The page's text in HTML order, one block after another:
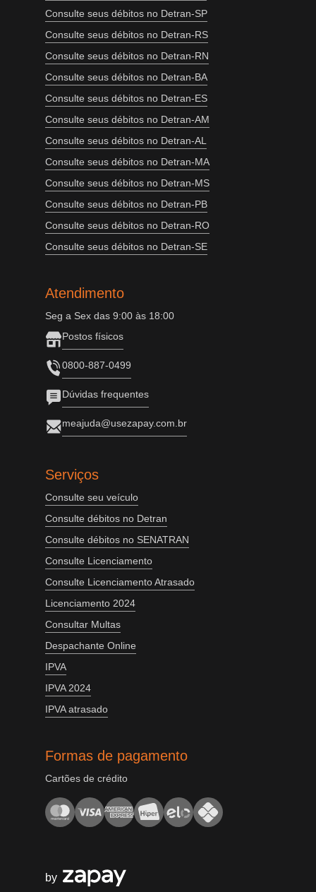
Consulte seus débitos no Detran-SP
Consulte seus débitos no Detran-RS
Consulte seus débitos no Detran-RN
Consulte seus débitos no Detran-BA
Consulte seus débitos no Detran-ES
Consulte seus débitos no Detran-AM
Consulte seus débitos no Detran-AL
Consulte seus débitos no Detran-MA
Consulte seus débitos no Detran-MS
Consulte seus débitos no Detran-PB
Consulte seus débitos no Detran-RO
Consulte seus débitos no Detran-SE
Atendimento
Seg a Sex das 9:00 às 18:00
Postos físicos
0800-887-0499
Dúvidas frequentes
meajuda@usezapay.com.br
Serviços
Consulte seu veículo
Consulte débitos no Detran
Consulte débitos no SENATRAN
Consulte Licenciamento
Consulte Licenciamento Atrasado
Licenciamento 2024
Consultar Multas
Despachante Online
IPVA
IPVA 2024
IPVA atrasado
Formas de pagamento
Cartões de crédito
by